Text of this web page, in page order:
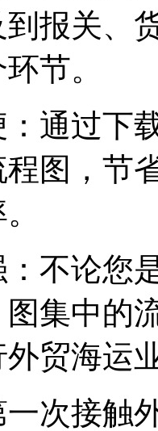
报关、
节。
通过下
程图，节
：不论您
图集中的
贸海运
一次接触